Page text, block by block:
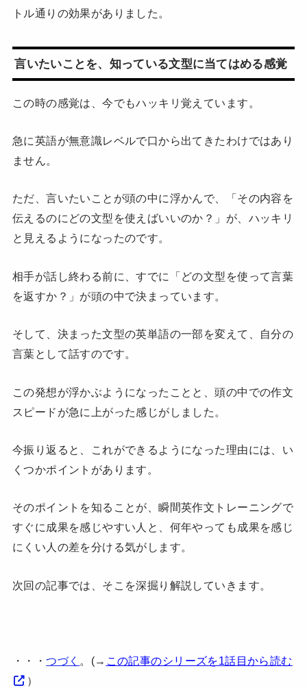
トル通りの効果がありました。
言いたいことを、知っている文型に当てはめる感覚
この時の感覚は、今でもハッキリ覚えています。
急に英語が無意識レベルで口から出てきたわけではあり
ません。
ただ、言いたいことが頭の中に浮かんで、「その内容を
伝えるのにどの文型を使えばいいのか？」が、ハッキリ
と見えるようになったのです。
相手が話し終わる前に、すでに「どの文型を使って言葉
を返すか？」が頭の中で決まっています。
そして、決まった文型の英単語の一部を変えて、自分の
言葉として話すのです。
この発想が浮かぶようになったことと、頭の中での作文
スピードが急に上がった感じがしました。
今振り返ると、これができるようになった理由には、い
くつかポイントがあります。
そのポイントを知ることが、瞬間英作文トレーニングで
すぐに成果を感じやすい人と、何年やっても成果を感じ
にくい人の差を分ける気がします。
次回の記事では、そこを深掘り解説していきます。
・・・つづく 。(→ この記事のシリーズを1話目から読む
）